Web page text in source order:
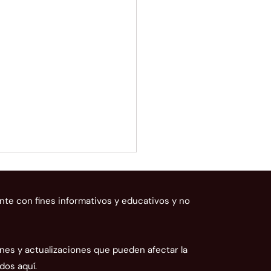
con fines informativos y educativos y no
y actualizaciones que pueden afectar la
aquí.